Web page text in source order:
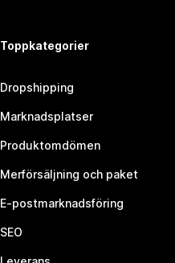
Toppkategorier
Dropshipping
Marknadsplatser
Produktomdömen
Merförsäljning och paket
E-postmarknadsföring
SEO